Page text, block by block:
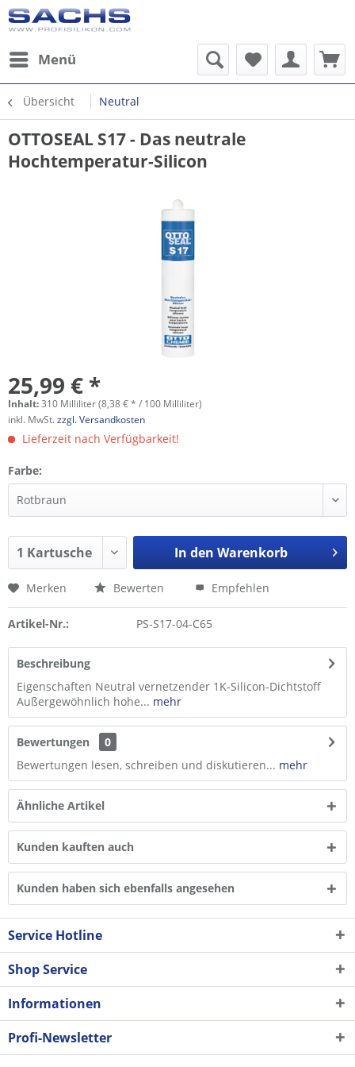
Menü
Übersicht Neutral
OTTOSEAL S17 - Das neutrale
Hochtemperatur-Silicon
25,99 € *
Inhalt:310 Milliliter (8,38 € * / 100 Milliliter)
inkl. MwSt.zzgl. Versandkosten
Lieferzeit nach Verfügbarkeit!
Farbe:
In den Warenkorb
Merken Bewerten Empfehlen
Artikel-Nr.: PS-S17-04-C65
Beschreibung
Eigenschaften Neutral vernetzender 1K-Silicon-Dichtstoff
Außergewöhnlich hohe... mehr
Bewertungen
0
Bewertungen lesen, schreiben und diskutieren... mehr
Ähnliche Artikel
Kunden kauften auch
Kunden haben sich ebenfalls angesehen
Service Hotline
Shop Service
Informationen
Profi-Newsletter